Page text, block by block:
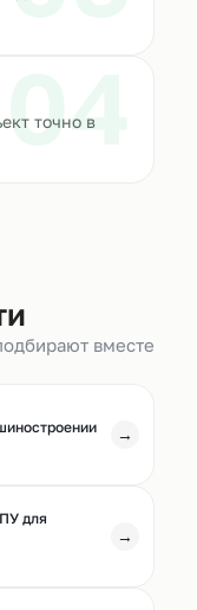
04
точно в
вместе
→
для
→